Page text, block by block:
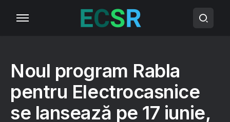
Noul program Rabla
pentru Electrocasnice
se lansează pe 17 iunie,